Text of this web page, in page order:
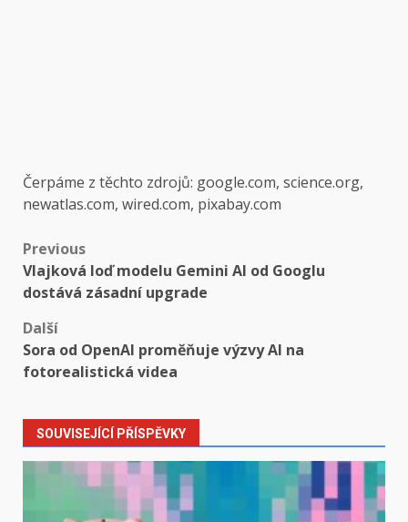
Čerpáme z těchto zdrojů: google.com, science.org,
newatlas.com, wired.com, pixabay.com
Post
navigation
Previous
Vlajková loď modelu Gemini AI od Googlu
dostává zásadní upgrade
Další
Sora od OpenAI proměňuje výzvy AI na
fotorealistická videa
SOUVISEJÍCÍ PŘÍSPĚVKY